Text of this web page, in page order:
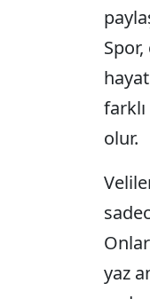
olur.
yaz